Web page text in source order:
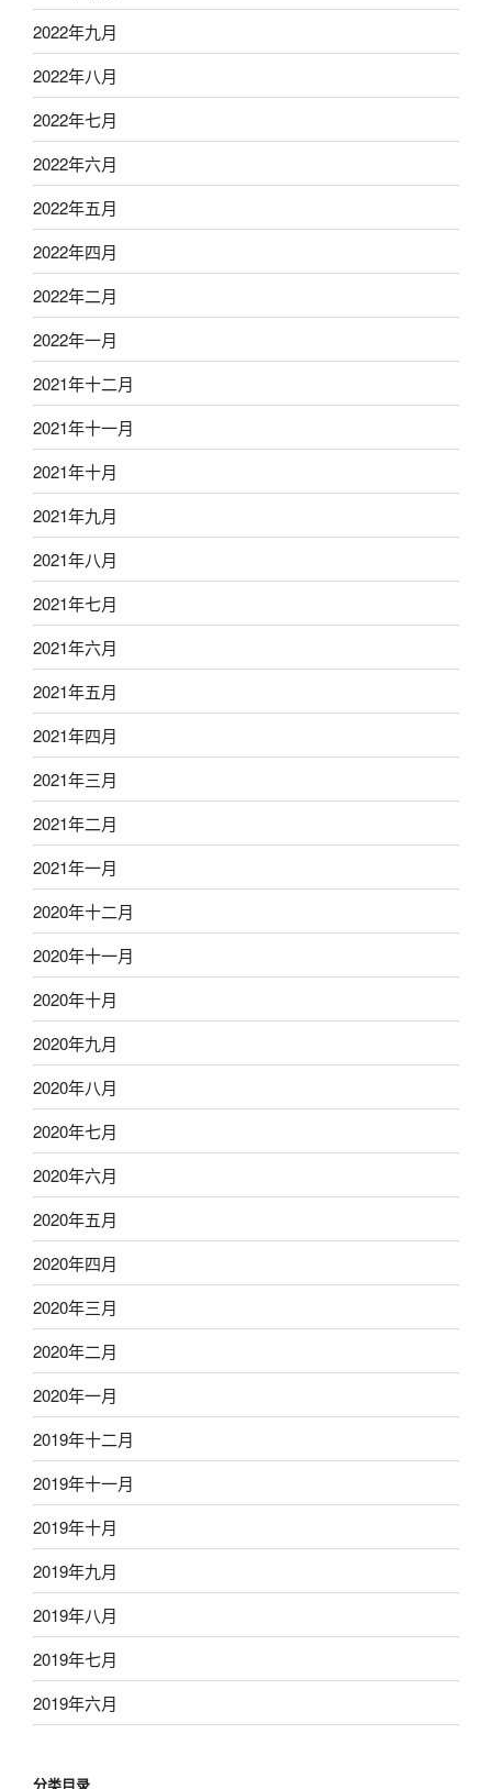
2022年九月
2022年八月
2022年七月
2022年六月
2022年五月
2022年四月
2022年二月
2022年一月
2021年十二月
2021年十一月
2021年十月
2021年九月
2021年八月
2021年七月
2021年六月
2021年五月
2021年四月
2021年三月
2021年二月
2021年一月
2020年十二月
2020年十一月
2020年十月
2020年九月
2020年八月
2020年七月
2020年六月
2020年五月
2020年四月
2020年三月
2020年二月
2020年一月
2019年十二月
2019年十一月
2019年十月
2019年九月
2019年八月
2019年七月
2019年六月
分类目录